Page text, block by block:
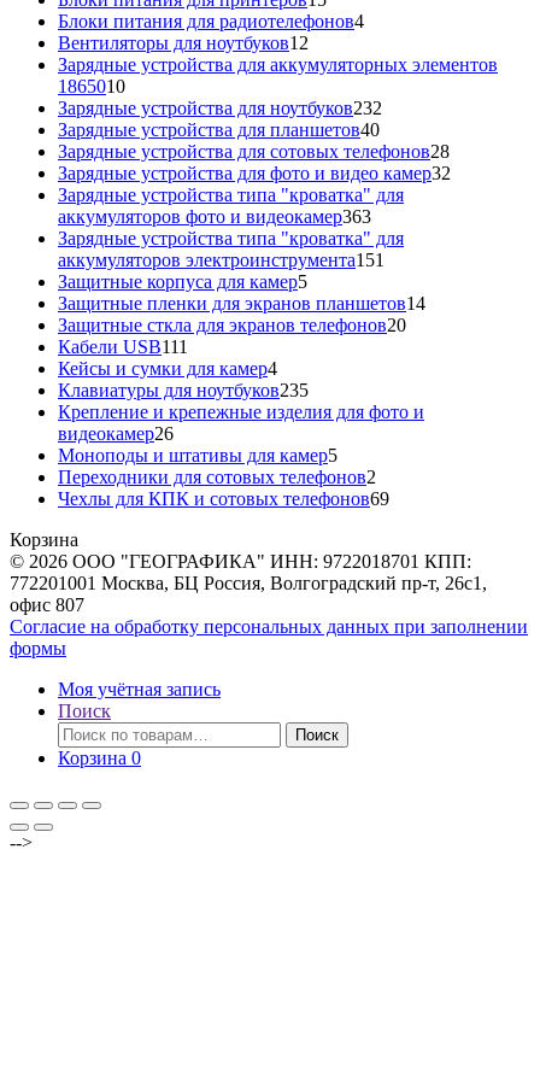
товаров
Блоки питания для радиотелефонов44
Вентиляторы для ноутбуков12
товаров
Зарядные устройства для аккумуляторных элементов
186501010
товаров
Зарядные устройства для ноутбуков232
Зарядные устройства для планшетов4040
товаров
Зарядные устройства для сотовых телефонов2828
товаров
Зарядные устройства для фото и видео камер32
Зарядные устройства типа "кроватка" для
аккумуляторов фото и видеокамер363363
товара
Зарядные устройства типа "кроватка" для
аккумуляторов электроинструмента151
Защитные корпуса для камер55
товаров
Защитные пленки для экранов планшетов1414
Защитные сткла для экранов телефонов2020
Кабели USB111
товаров
Кейсы и сумки для камер44
товара
Клавиатуры для ноутбуков235235
товаров
Крепление и крепежные изделия для фото и
видеокамер2626
товаров
Моноподы и штативы для камер55
товаров
Переходники для сотовых телефонов2
товара
Чехлы для КПК и сотовых телефонов6969
Корзина
© 2026 ООО "ГЕОГРАФИКА" ИНН: 9722018701 КПП:
772201001 Москва, БЦ Россия, Волгоградский пр-т, 26с1,
офис 807
Согласие на обработку персональных данных при заполнении
формы
Моя учётная запись
Поиск
Искать:
Поиск
Корзина 0
-->